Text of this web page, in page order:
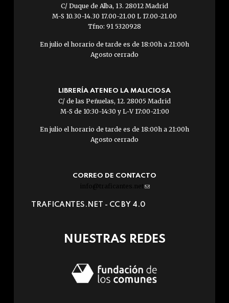
C/ Duque de Alba, 13. 28012 Madrid
M-S 10.30-14.30 17.00-21.00 L 17.00-21.00
Tfno: 91 5320928
En julio el horario de tarde es de 18:00h a 21:00h
Agosto cerrado
LIBRERÍA ATENEO LA MALICIOSA
C/ de las Peñuelas, 12. 28005 Madrid
M-S de 10:30-14:30 y L-V 17:00-21:00
En julio el horario de tarde es de 18:00h a 21:00h
Agosto cerrado
CORREO DE CONTACTO
info@traficantes.net (link
e-
TRAFICANTES.NET - CC BY 4.0
NUESTRAS REDES